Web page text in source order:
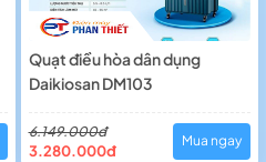
Quạt điều hòa dân dụng
Daikiosan DM103
Mua ngay
6.149.000đ
3.280.000đ